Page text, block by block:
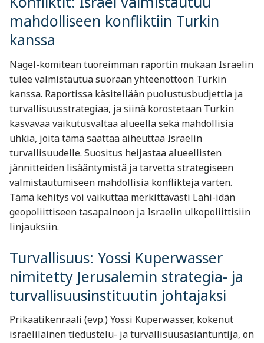
mahdolliseen konfliktiin Turkin
kanssa
Nagel-komitean tuoreimman raportin mukaan Israelin
tulee valmistautua suoraan yhteenottoon Turkin
kanssa. Raportissa käsitellään puolustusbudjettia ja
turvallisuusstrategiaa, ja siinä korostetaan Turkin
kasvavaa vaikutusvaltaa alueella sekä mahdollisia
uhkia, joita tämä saattaa aiheuttaa Israelin
turvallisuudelle. Suositus heijastaa alueellisten
jännitteiden lisääntymistä ja tarvetta strategiseen
valmistautumiseen mahdollisia konflikteja varten.
Tämä kehitys voi vaikuttaa merkittävästi Lähi-idän
geopoliittiseen tasapainoon ja Israelin ulkopoliittisiin
linjauksiin.
Turvallisuus: Yossi Kuperwasser
nimitetty Jerusalemin strategia- ja
turvallisuusinstituutin johtajaksi
Prikaatikenraali (evp.) Yossi Kuperwasser, kokenut
israelilainen tiedustelu- ja turvallisuusasiantuntija, on